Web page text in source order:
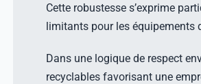
Cette robustesse s’exprime
limitants pour les équipements
Dans une logique de respect
recyclables favorisant une